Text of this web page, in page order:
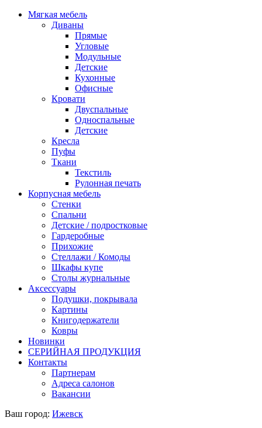
Мягкая мебель
Диваны
Прямые
Угловые
Модульные
Детские
Кухонные
Офисные
Кровати
Двуспальные
Односпальные
Детские
Кресла
Пуфы
Ткани
Текстиль
Рулонная печать
Корпусная мебель
Стенки
Спальни
Детские / подростковые
Гардеробные
Прихожие
Стеллажи / Комоды
Шкафы купе
Столы журнальные
Аксессуары
Подушки, покрывала
Картины
Книгодержатели
Ковры
Новинки
СЕРИЙНАЯ ПРОДУКЦИЯ
Контакты
Партнерам
Адреса салонов
Вакансии
Ваш город: Ижевск